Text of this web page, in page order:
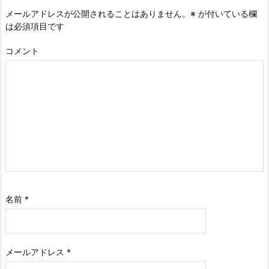
メールアドレスが公開されることはありません。 ※ が付いている欄
は必須項目です
コメント
名前 *
メールアドレス *